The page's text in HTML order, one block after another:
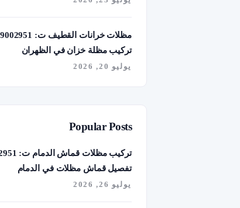
تركيب مظلة خزان في الظهران
يوليو 20, 2026
Popular Posts
تفصيل قماش مظلات في الدمام
يوليو 26, 2026